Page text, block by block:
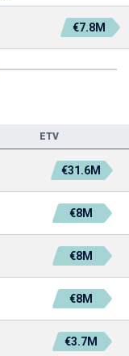
€7.8M
ETV
€31.6M
€8M
€8M
€8M
€3.7M